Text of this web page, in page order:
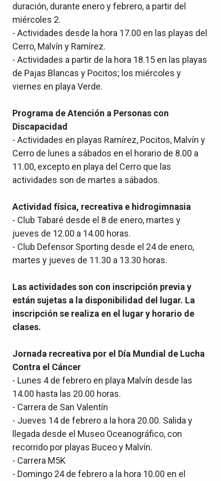
duración, durante enero y febrero, a partir del
miércoles 2.
- Actividades desde la hora 17.00 en las playas del
Cerro, Malvín y Ramírez.
- Actividades a partir de la hora 18.15 en las playas
de Pajas Blancas y Pocitos; los miércoles y
viernes en playa Verde.
Programa de Atención a Personas con
Discapacidad
- Actividades en playas Ramírez, Pocitos, Malvín y
Cerro de lunes a sábados en el horario de 8.00 a
11.00, excepto en playa del Cerro que las
actividades son de martes a sábados.
Actividad física, recreativa e hidrogimnasia
- Club Tabaré desde el 8 de enero, martes y
jueves de 12.00 a 14.00 horas.
- Club Defensor Sporting desde el 24 de enero,
martes y jueves de 11.30 a 13.30 horas.
Las actividades son con inscripción previa y
están sujetas a la disponibilidad del lugar. La
inscripción se realiza en el lugar y horario de
clases.
Jornada recreativa por el Día Mundial de Lucha
Contra el Cáncer
- Lunes 4 de febrero en playa Malvín desde las
14.00 hasta las 20.00 horas.
- Carrera de San Valentín
- Jueves 14 de febrero a la hora 20.00. Salida y
llegada desde el Museo Oceanográfico, con
recorrido por playas Buceo y Malvín.
- Carrera M5K
- Domingo 24 de febrero a la hora 10.00 en el